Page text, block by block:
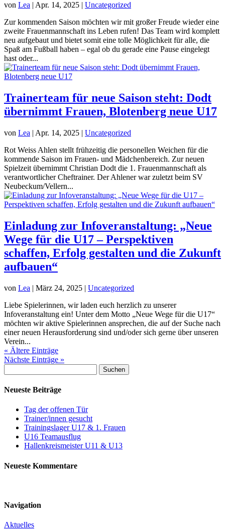
von Lea | Apr. 14, 2025 | Uncategorized
Zur kommenden Saison möchten wir mit großer Freude wieder eine
zweite Frauenmannschaft ins Leben rufen! Das Team wird komplett
neu aufgebaut und bietet somit eine tolle Möglichkeit für alle, die
Spaß am Fußball haben – egal ob du gerade eine Pause eingelegt
hast oder...
Trainerteam für neue Saison steht: Dodt
übernimmt Frauen, Blotenberg neue U17
von Lea | Apr. 14, 2025 | Uncategorized
Rot Weiss Ahlen stellt frühzeitig die personellen Weichen für die
kommende Saison im Frauen- und Mädchenbereich. Zur neuen
Spielzeit übernimmt Christian Dodt die 1. Frauenmannschaft als
verantwortlicher Cheftrainer. Der Ahlener war zuletzt beim SV
Neubeckum/Vellern...
Einladung zur Infoveranstaltung: „Neue
Wege für die U17 – Perspektiven
schaffen, Erfolg gestalten und die Zukunft
aufbauen“
von Lea | März 24, 2025 | Uncategorized
Liebe Spielerinnen, wir laden euch herzlich zu unserer
Infoveranstaltung ein! Unter dem Motto „Neue Wege für die U17“
möchten wir aktive Spielerinnen ansprechen, die auf der Suche nach
einer neuen Herausforderung sind und/oder sich gerne über unseren
Verein...
« Ältere Einträge
Nächste Einträge »
nach:
Neueste Beiträge
Tag der offenen Tür
Trainer/innen gesucht
Trainingslager U17 & 1. Frauen
U16 Teamausflug
Hallenkreismeister U11 & U13
Neueste Kommentare
Navigation
Aktuelles